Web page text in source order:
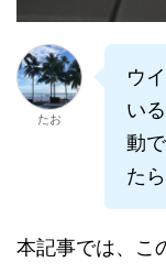
たお
ウ
い
動
た
本記事では、こ